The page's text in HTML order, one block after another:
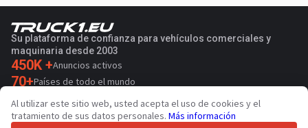
Su plataforma de confianza para vehículos comerciales y
maquinaria desde 2003
450K +Anuncios activos
70+Países de todo el mundo
36Idiomas admitidos
4.7/5
Al utilizar este sitio web, usted acepta el uso de cookies y el
tratamiento de sus datos personales. Más información